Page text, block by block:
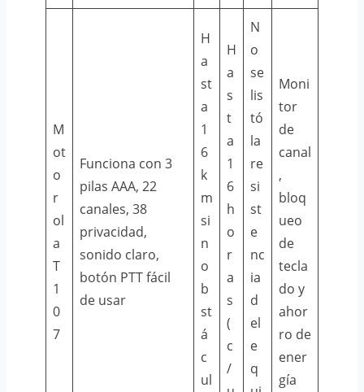
M
ot
o
r
ol
a
T
1
0
7
Funciona con 3
pilas AAA, 22
canales, 38
privacidad,
sonido claro,
botón PTT fácil
de usar
H
a
st
a
1
6
k
m
si
n
o
b
st
á
c
ul
H
a
s
t
a
1
6
h
o
r
a
s
(
c
/
N
o
se
lis
tó
la
re
si
st
e
nc
ia
d
el
e
q
Moni
tor
de
canal
,
bloq
ueo
de
tecla
do y
ahor
ro de
ener
gía